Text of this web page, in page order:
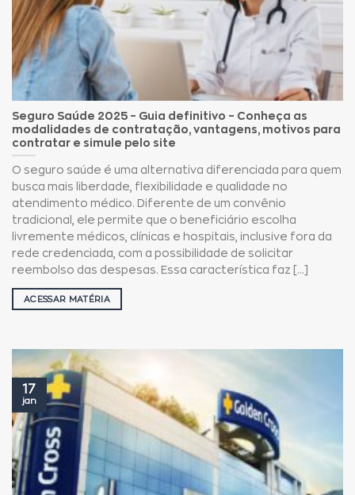
Seguro Saúde 2025 – Guia definitivo – Conheça as
modalidades de contratação, vantagens, motivos para
contratar e simule pelo site
O seguro saúde é uma alternativa diferenciada para quem
busca mais liberdade, flexibilidade e qualidade no
atendimento médico. Diferente de um convênio
tradicional, ele permite que o beneficiário escolha
livremente médicos, clínicas e hospitais, inclusive fora da
rede credenciada, com a possibilidade de solicitar
reembolso das despesas. Essa característica faz [...]
ACESSAR MATÉRIA
17
jan